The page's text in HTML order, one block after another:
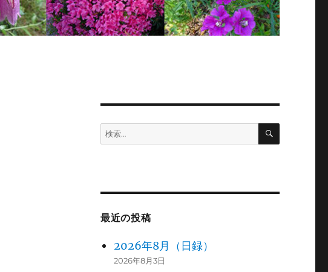
検
索:
検
最近の投稿
2026年8月（日録）
2026年8月3日